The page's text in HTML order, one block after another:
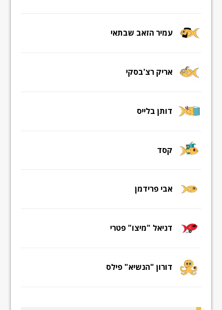
עמיר הזאב שבתאי
אריק רצ'בסקי
דותן בלייס
קסד
אבי פרידמן
דניאל "מיצו" פטרי
דורון "הנשיא" פילס